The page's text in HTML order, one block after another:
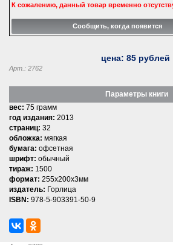
К сожалению, данный товар временно
цена: 85 рублей
Арт.: 2762
Параметры книги
вес: 75 грамм
год издания: 2013
страниц: 32
обложка: мягкая
бумага: офсетная
шрифт: обычный
тираж: 1500
формат: 255x200x3мм
издатель: Горлица
ISBN: 978-5-903391-50-9